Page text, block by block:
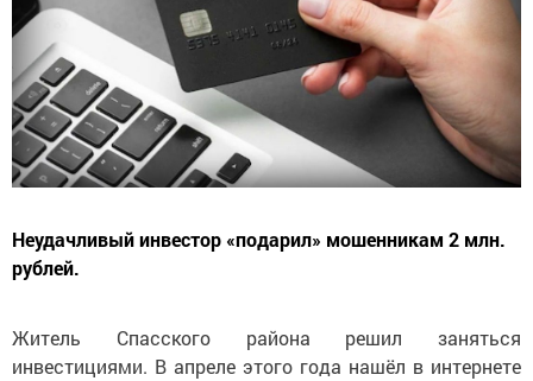
Неудачливый инвестор «подарил» мошенникам 2 млн.
рублей.
Житель Спасского района решил заняться
инвестициями. В апреле этого года нашёл в интернете